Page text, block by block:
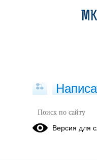
Версия для